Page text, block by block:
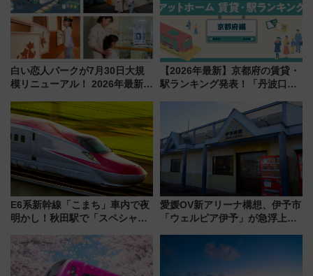
白い恋人パークが7月30日大規
模リニューアル！ 2026年最新の
と料金・アクセスを徹底解説
（札幌市）
【2026年最新】京都府の賃貸・
駅ランキング発表！「丹波口」
E6系新幹線「こまち」車内で夜
明かし！秋田駅で「スペシャル
法は？
愛媛OV新アリーナ構想、伊予市
「ウェルピア伊予」が急浮上！
で探る鉄道アクセスの未来